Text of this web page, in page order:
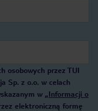
osobowych przez TUI
Sp. z o.o. w celach
w „Informacji o
elektroniczną formę